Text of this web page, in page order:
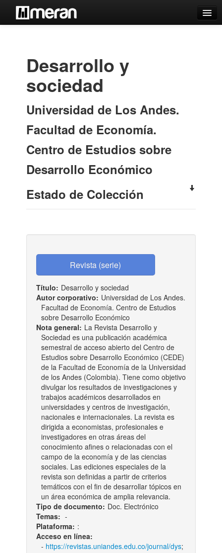
Estantes Virtuales
Contacto
Iniciar sesión
Desarrollo y
sociedad
Universidad de Los Andes.
Facultad de Economía.
Centro de Estudios sobre
Desarrollo Económico
Estado de Colección
Título: Desarrollo y sociedad
Autor corporativo: Universidad de Los Andes.
Facultad de Economía. Centro de Estudios
sobre Desarrollo Económico
Nota general: La Revista Desarrollo y
Sociedad es una publicación académica
semestral de acceso abierto del Centro de
Estudios sobre Desarrollo Económico (CEDE)
de la Facultad de Economía de la Universidad
de los Andes (Colombia). Tiene como objetivo
divulgar los resultados de investigaciones y
trabajos académicos desarrollados en
universidades y centros de investigación,
nacionales e internacionales. La revista es
dirigida a economistas, profesionales e
investigadores en otras áreas del
conocimiento afines o relacionadas con el
campo de la economía y de las ciencias
sociales. Las ediciones especiales de la
revista son definidas a partir de criterios
temáticos con el fin de desarrollar tópicos en
un área económica de amplia relevancia.
Tipo de documento: Doc. Electrónico
Temas: -
Plataforma: :
Acceso en línea:
- https://revistas.uniandes.edu.co/journal/dys;